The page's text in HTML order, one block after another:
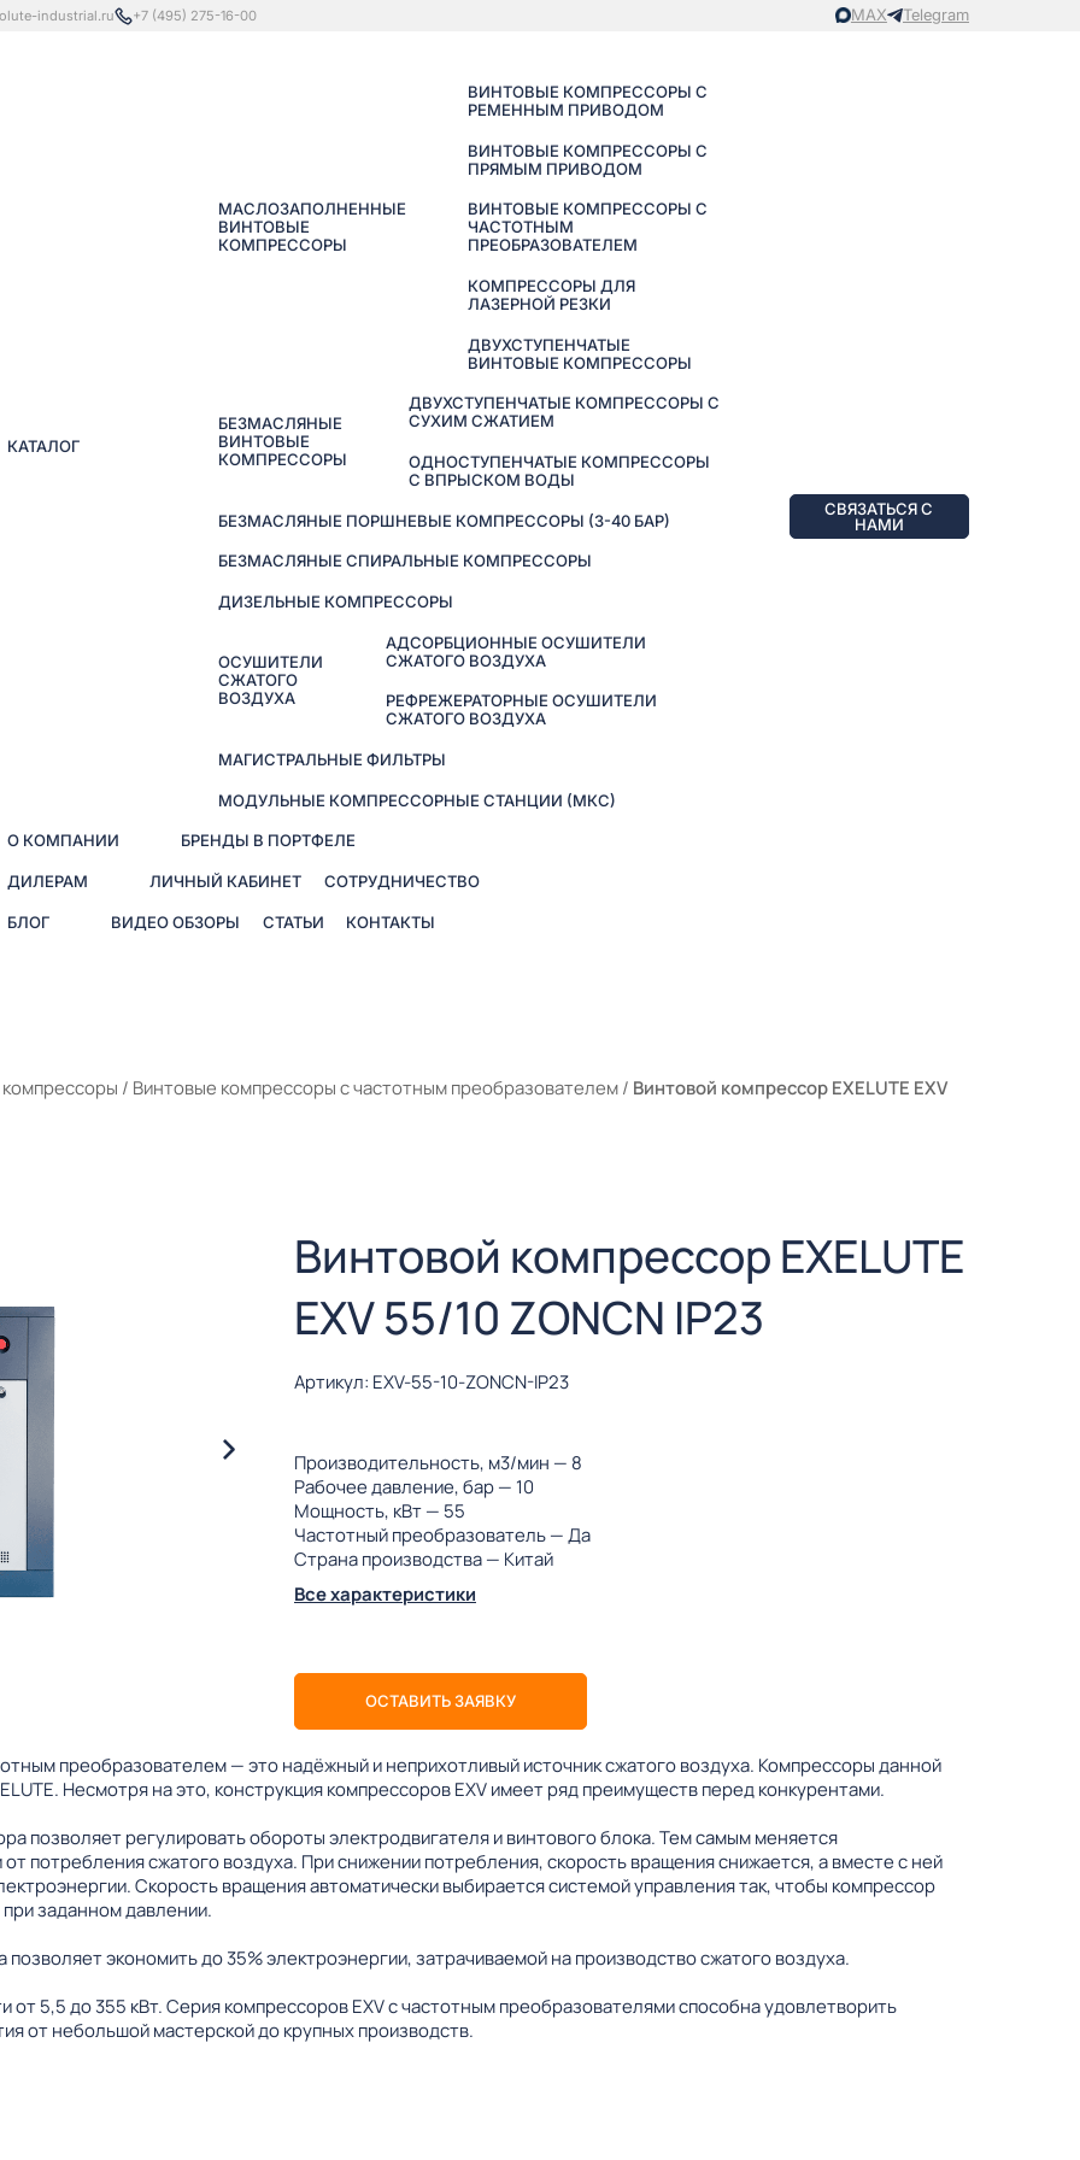
industrial.ru +7 (495) 275-16-00 MAX Telegram
КАТАЛОГ
МАСЛОЗАПОЛНЕННЫЕ
ВИНТОВЫЕ
КОМПРЕССОРЫ
ВИНТОВЫЕ КОМПРЕССОРЫ С
РЕМЕННЫМ ПРИВОДОМ
ВИНТОВЫЕ КОМПРЕССОРЫ С
ПРЯМЫМ ПРИВОДОМ
ВИНТОВЫЕ КОМПРЕССОРЫ С
ЧАСТОТНЫМ
ПРЕОБРАЗОВАТЕЛЕМ
КОМПРЕССОРЫ ДЛЯ
ЛАЗЕРНОЙ РЕЗКИ
ДВУХСТУПЕНЧАТЫЕ
ВИНТОВЫЕ КОМПРЕССОРЫ
БЕЗМАСЛЯНЫЕ
ВИНТОВЫЕ
КОМПРЕССОРЫ
ДВУХСТУПЕНЧАТЫЕ КОМПРЕССОРЫ С
СУХИМ СЖАТИЕМ
ОДНОСТУПЕНЧАТЫЕ КОМПРЕССОРЫ
С ВПРЫСКОМ ВОДЫ
БЕЗМАСЛЯНЫЕ ПОРШНЕВЫЕ КОМПРЕССОРЫ (3-40 БАР)
БЕЗМАСЛЯНЫЕ СПИРАЛЬНЫЕ КОМПРЕССОРЫ
ДИЗЕЛЬНЫЕ КОМПРЕССОРЫ
ОСУШИТЕЛИ
СЖАТОГО
ВОЗДУХА
АДСОРБЦИОННЫЕ ОСУШИТЕЛИ
СЖАТОГО ВОЗДУХА
РЕФРЕЖЕРАТОРНЫЕ ОСУШИТЕЛИ
СЖАТОГО ВОЗДУХА
МАГИСТРАЛЬНЫЕ ФИЛЬТРЫ
МОДУЛЬНЫЕ КОМПРЕССОРНЫЕ СТАНЦИИ (МКС)
О КОМПАНИИ БРЕНДЫ В ПОРТФЕЛЕ
ДИЛЕРАМ ЛИЧНЫЙ КАБИНЕТ СОТРУДНИЧЕСТВО
БЛОГ ВИДЕО ОБЗОРЫ СТАТЬИ КОНТАКТЫ
СВЯЗАТЬСЯ С
НАМИ
/ Винтовые компрессоры с частотным преобразователем / Винтовой компрессор EXELUTE EXV
Винтовой компрессор EXELUTE
EXV 55/10 ZONCN IP23
Артикул: EXV-55-10-ZONCN-IP23
Производительность, м3/мин — 8
Рабочее давление, бар — 10
Мощность, кВт — 55
Частотный преобразователь — Да
Страна производства — Китай
Все характеристики
ОСТАВИТЬ ЗАЯВКУ
преобразователем — это надёжный и неприхотливый источник сжатого воздуха. Компрессоры данной
Несмотря на это, конструкция компрессоров EXV имеет ряд преимуществ перед конкурентами.
позволяет регулировать обороты электродвигателя и винтового блока. Тем самым меняется
потребления сжатого воздуха. При снижении потребления, скорость вращения снижается, а вместе с ней
Скорость вращения автоматически выбирается системой управления так, чтобы компрессор
заданном давлении.
экономить до 35% электроэнергии, затрачиваемой на производство сжатого воздуха.
5,5 до 355 кВт. Серия компрессоров EXV с частотным преобразователями способна удовлетворить
от небольшой мастерской до крупных производств.